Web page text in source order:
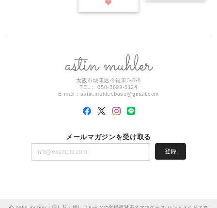
大阪市城東区今福東3-6-8
TEL： 050-3699-5124
E-mail： astin.muhler.base@gmail.com
メールマガジンを受け取る
登録